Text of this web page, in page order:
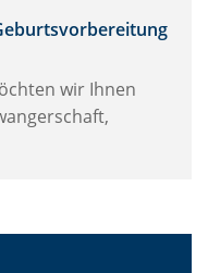
wir Ihnen